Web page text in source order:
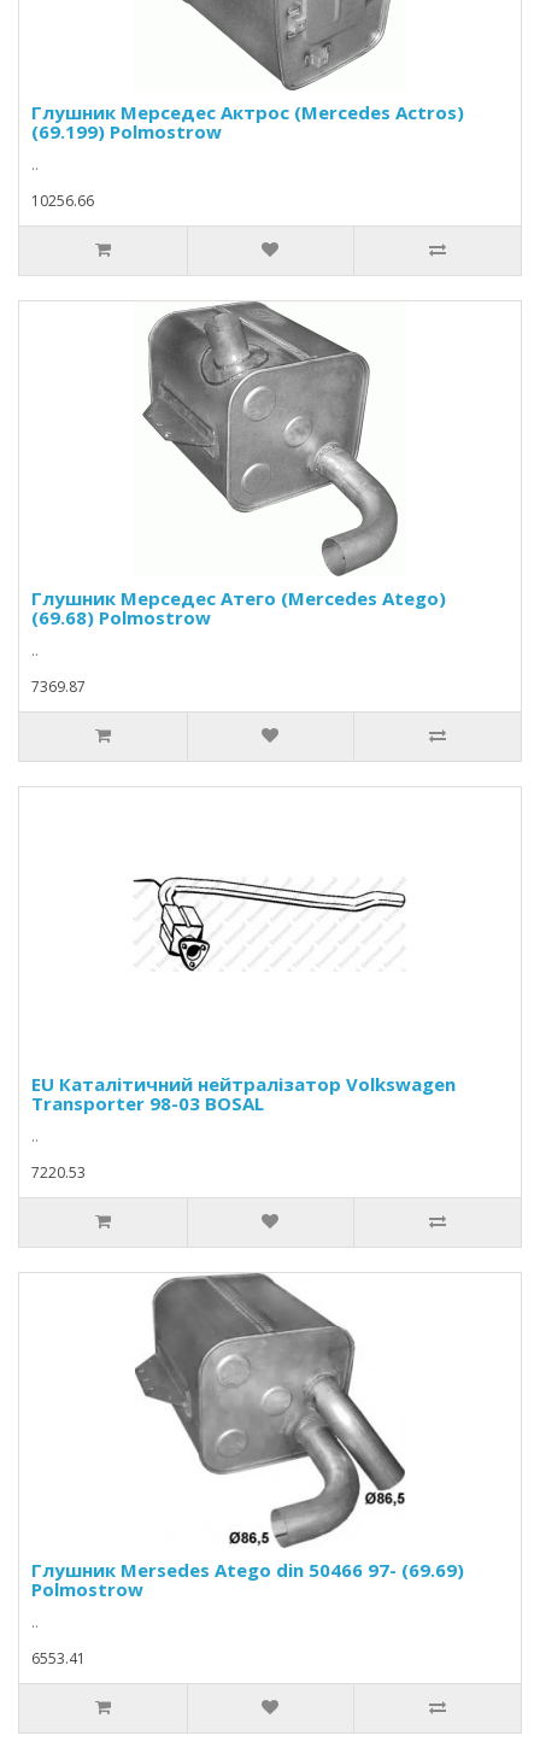
Глушник Мерседес Актрос (Mercedes Actros)
(69.199) Polmostrow
..
10256.66
Глушник Мерседес Атего (Mercedes Atego)
(69.68) Polmostrow
..
7369.87
EU Каталітичний нейтралізатор Volkswagen
Transporter 98-03 BOSAL
..
7220.53
Глушник Mersedes Atego din 50466 97- (69.69)
Polmostrow
..
6553.41